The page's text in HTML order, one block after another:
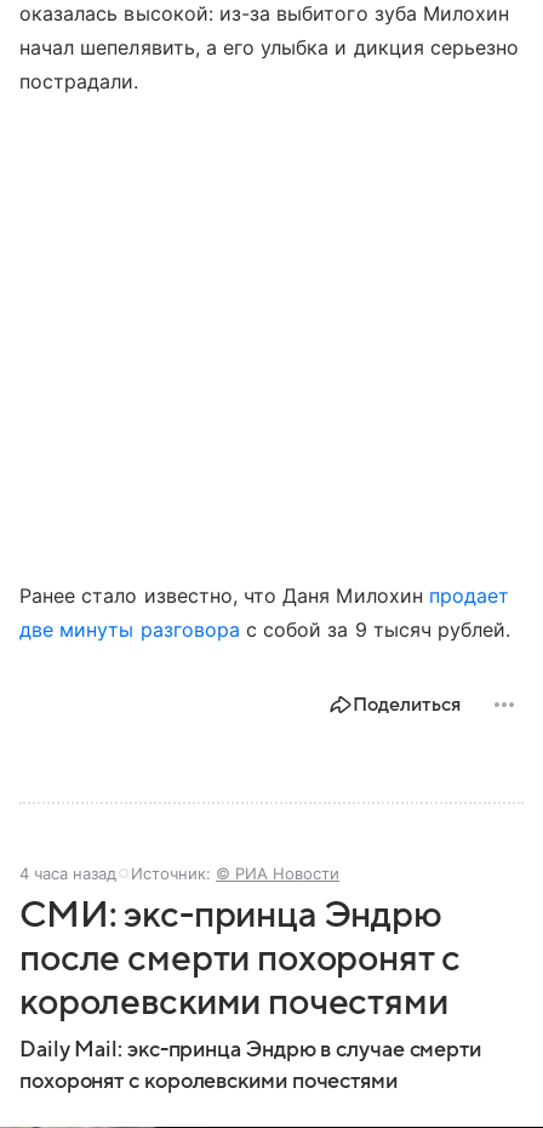
оказалась высокой: из-за выбитого зуба Милохин
начал шепелявить, а его улыбка и дикция серьезно
пострадали.
Ранее стало известно, что Даня Милохин продает
две минуты разговора с собой за 9 тысяч рублей.
Поделиться
4 часа назад Источник: © РИА Новости
СМИ: экс-принца Эндрю
после смерти похоронят с
королевскими почестями
Daily Mail: экс-принца Эндрю в случае смерти
похоронят с королевскими почестями